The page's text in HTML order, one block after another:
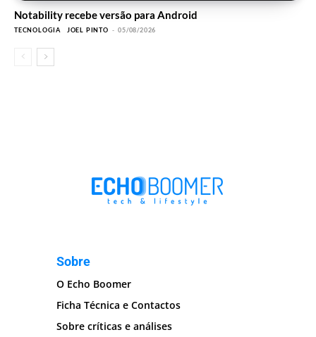
Notability recebe versão para Android
TECNOLOGIA JOEL PINTO - 05/08/2026
Sobre
O Echo Boomer
Ficha Técnica e Contactos
Sobre críticas e análises